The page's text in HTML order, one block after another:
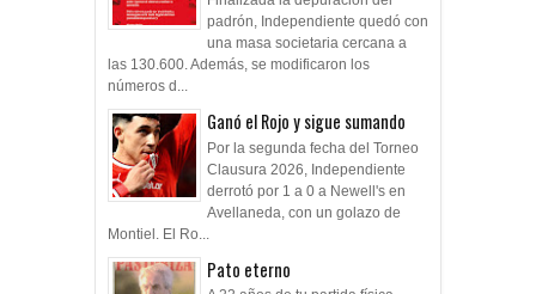
Finalizada la depuración del
padrón, Independiente quedó con
una masa societaria cercana a
las 130.600. Además, se modificaron los
Ganó el Rojo y sigue sumando
Por la segunda fecha del Torneo
Clausura 2026, Independiente
derrotó por 1 a 0 a Newell's en
Avellaneda, con un golazo de
Montiel. El Ro...
Pato eterno